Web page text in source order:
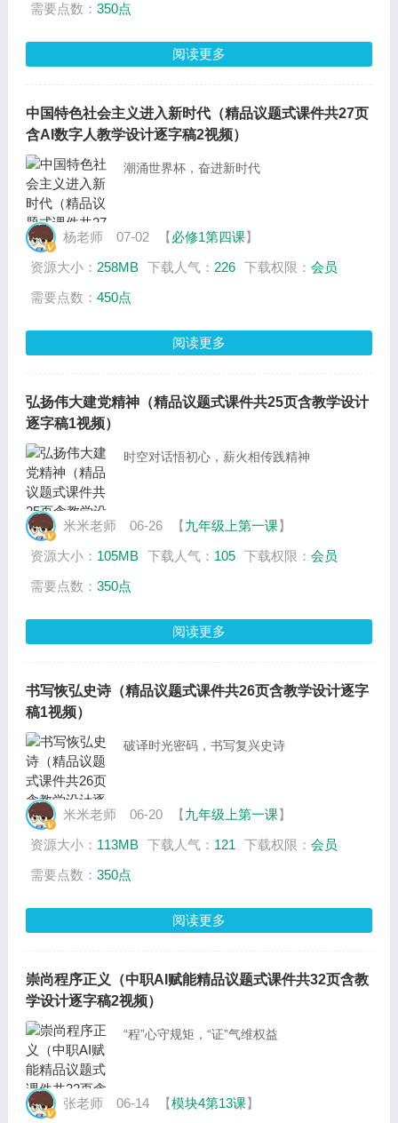
需要点数： 350点
阅读更多
中国特色社会主义进入新时代（精品议题式课件共27页
含AI数字人教学设计逐字稿2视频）
潮涌世界杯，奋进新时代
杨老师 07-02 【必修1第四课】
资源大小： 258MB 下载人气： 226 下载权限： 会员
需要点数： 450点
阅读更多
弘扬伟大建党精神（精品议题式课件共25页含教学设计
逐字稿1视频）
时空对话悟初心，薪火相传践精神
米米老师 06-26 【九年级上第一课】
资源大小： 105MB 下载人气： 105 下载权限： 会员
需要点数： 350点
阅读更多
书写恢弘史诗（精品议题式课件共26页含教学设计逐字
稿1视频）
破译时光密码，书写复兴史诗
米米老师 06-20 【九年级上第一课】
资源大小： 113MB 下载人气： 121 下载权限： 会员
需要点数： 350点
阅读更多
崇尚程序正义（中职AI赋能精品议题式课件共32页含教
学设计逐字稿2视频）
“程”心守规矩，“证”气维权益
张老师 06-14 【模块4第13课】